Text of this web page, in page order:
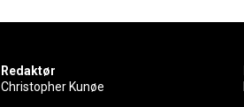
Redaktør
Christopher Kunøe